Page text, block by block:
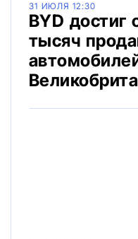
31 ИЮЛЯ 12:30
BYD достиг
тысяч